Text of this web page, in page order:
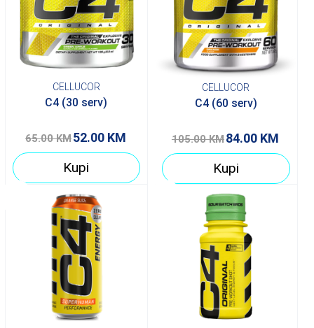
CELLUCOR
C4 (30 serv)
65.00KM52.00 KM
Kupi
CELLUCOR
C4 (60 serv)
105.00KM84.00 KM
Kupi